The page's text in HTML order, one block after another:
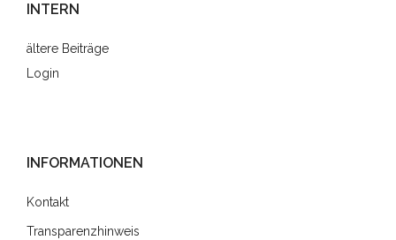
INTERN
ältere Beiträge
Login
INFORMATIONEN
Kontakt
Transparenzhinweis